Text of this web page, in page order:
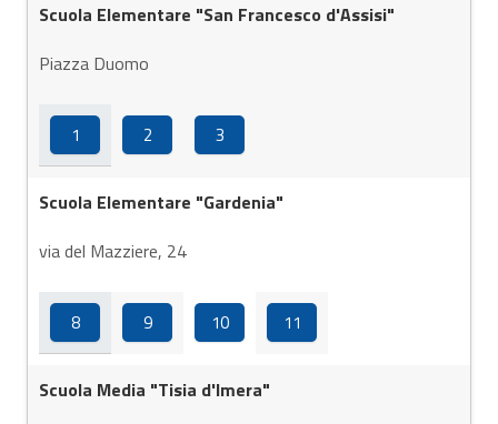
Scuola Elementare "San Francesco d'Assisi"
Piazza Duomo
1 2 3
Scuola Elementare "Gardenia"
via del Mazziere, 24
8 9 10 11
Scuola Media "Tisia d'Imera"